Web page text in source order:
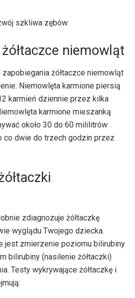
szkliwa zębów
niemowląt
żółtaczce niemowląt
Niemowlęta karmione piersią
karmień dziennie przez kilka
karmione mieszanką
około 30 do 60 mililitrów
co dwie do trzech godzin przez
zdiagnozuje żółtaczkę
wyglądu Twojego dziecka.
jest zmierzenie poziomu bilirubiny
bilirubiny (nasilenie żółtaczki)
Testy wykrywające żółtaczkę i